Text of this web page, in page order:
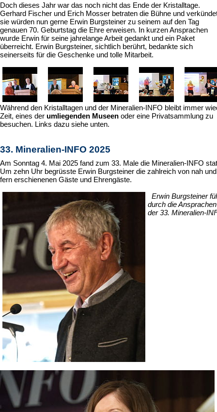
Doch dieses Jahr war das noch nicht das Ende der Kristalltage.
Gerhard Fischer und Erich Mosser betraten die Bühne und
sie würden nun gerne Erwin Burgsteiner zu seinem auf den Tag
genauen 70. Geburtstag die Ehre erweisen. In kurzen Ansprachen
wurde Erwin für seine jahrelange Arbeit gedankt und ein Paket
überreicht. Erwin Burgsteiner, sichtlich berührt, bedankte sich
seinerseits für die Geschenke und tolle Mitarbeit.
Während den Kristalltagen und der Mineralien-INFO bleibt immer
Zeit, eines der umliegenden Museen oder eine Privatsammlung zu
besuchen. Links dazu siehe unten.
33. Mineralien-INFO 2025
Am Sonntag 4. Mai 2025 fand zum 33. Male die Mineralien-INFO
Um zehn Uhr begrüsste Erwin Burgsteiner die zahlreich von nah und
fern erschienenen Gäste und Ehrengäste.
Erwin Burgsteiner
durch die Ansprachen
der 33. Mineralien-